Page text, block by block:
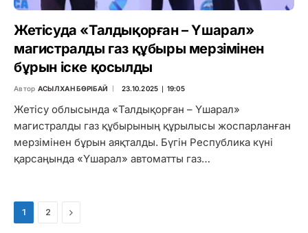
Жетісуда «Талдықорған – Үшарал»
магистралды газ құбыры мерзімінен
бұрын іске қосылды
Автор АСЫЛХАН БӨРІБАЙ 23.10.2025 ∣ 19:05
Жетісу облысында «Талдықорған – Үшарал»
магистралды газ құбырының құрылысы жоспарланған
мерзімінен бұрын аяқталды. Бүгін Республика күні
қарсаңында «Үшарал» автоматты газ…
1 2 Next